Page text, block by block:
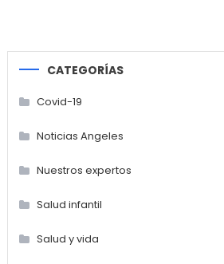
CATEGORÍAS
Covid-19
Noticias Angeles
Nuestros expertos
Salud infantil
Salud y vida